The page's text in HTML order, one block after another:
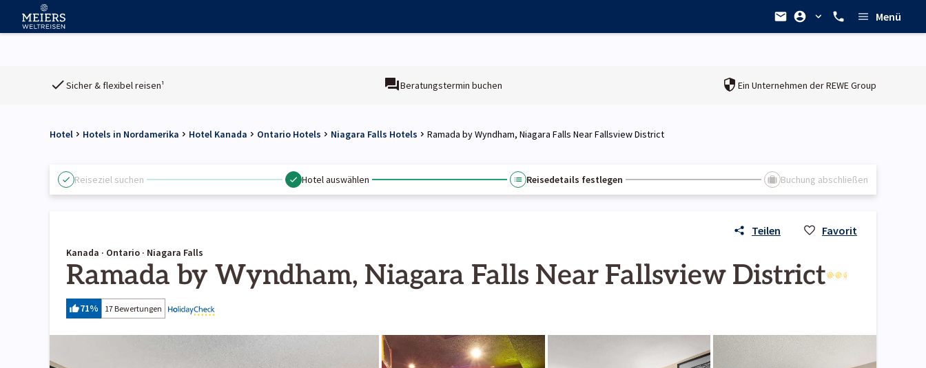
Menü
Sicher & flexibel reisen¹ Beratungstermin buchen Ein Unternehmen derREWE Group
Hotel Hotels in Nordamerika Hotel Kanada Ontario Hotels Niagara Falls Hotels Ramada by Wyndham, Niagara Falls Near Fallsview District
Reiseziel suchen Hotel auswählen Reisedetails festlegen Buchung abschließen
Teilen Favorit
Kanada · Ontario · Niagara Falls
Ramada by Wyndham, Niagara Falls Near Fallsview District
71% 17 Bewertungen